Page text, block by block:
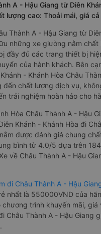
A - Hậu Giang từ Diên
lượng cao: Thoải mái, giá
Thành A - Hậu Giang từ
những xe giường nằm chất
đầy đủ các trang thiết bị
của hành khách. Bên
- Khánh Hòa Châu
đến chất lượng dịch vụ,
trải nghiệm hoàn hảo cho
Hòa Châu Thành A - Hậu
Khánh - Khánh Hòa đi
được đánh giá chung
bình từ 4.0/5 dựa trên
về Châu Thành A - Hậu
đi Châu Thành A - Hậu
nhất là 550000VND của
trình khuyến mãi, giá
Châu Thành A - Hậu Giang